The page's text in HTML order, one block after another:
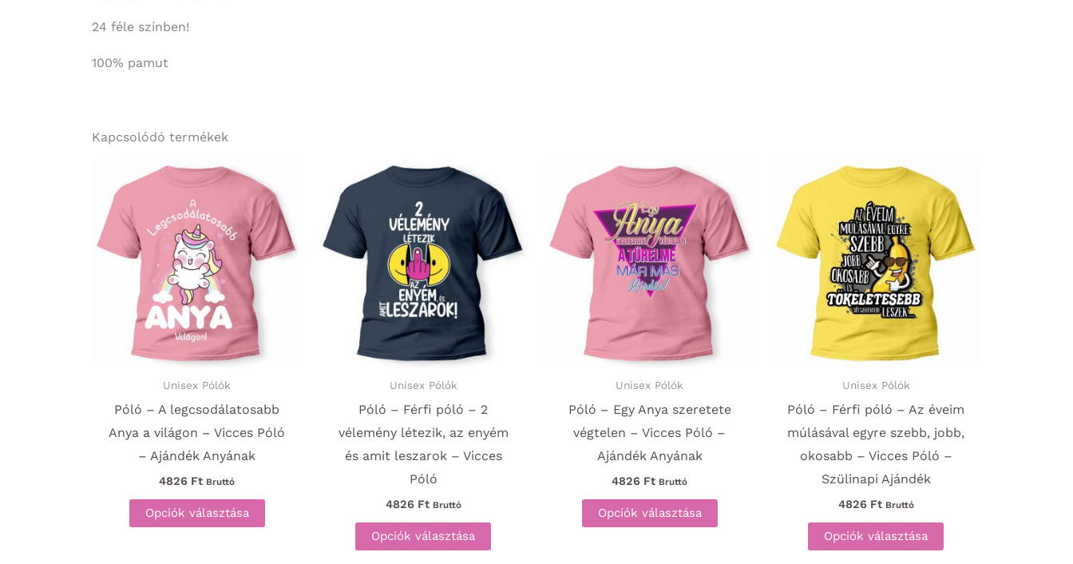
24 féle színben!
100% pamut
Kapcsolódó termékek
Unisex Pólók
Póló – A legcsodálatosabb
Anya a világon – Vicces Póló
– Ajándék Anyának
4826 Ft Bruttó
Opciók választása
Ennek
a
Unisex Pólók
Póló – Férfi póló – 2
vélemény létezik, az enyém
és amit leszarok – Vicces
Póló
4826 Ft Bruttó
Opciók választása
Ennek
a
Unisex Pólók
Póló – Egy Anya szeretete
végtelen – Vicces Póló –
Ajándék Anyának
4826 Ft Bruttó
Opciók választása
Ennek
a
Unisex Pólók
Póló – Férfi póló – Az éveim
múlásával egyre szebb, jobb,
okosabb – Vicces Póló –
Szülinapi Ajándék
4826 Ft Bruttó
Opciók választása
Ennek
a